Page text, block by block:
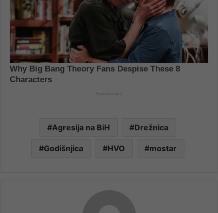
Agresija na BiH Drežnica
Godišnjica HVO mostar